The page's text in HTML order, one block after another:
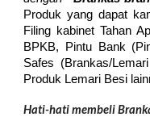
Produk yang dapat
Filing kabinet Tahan
BPKB, Pintu Bank
Safes (Brankas/
Produk Lemari Besi
Hati-hati membeli